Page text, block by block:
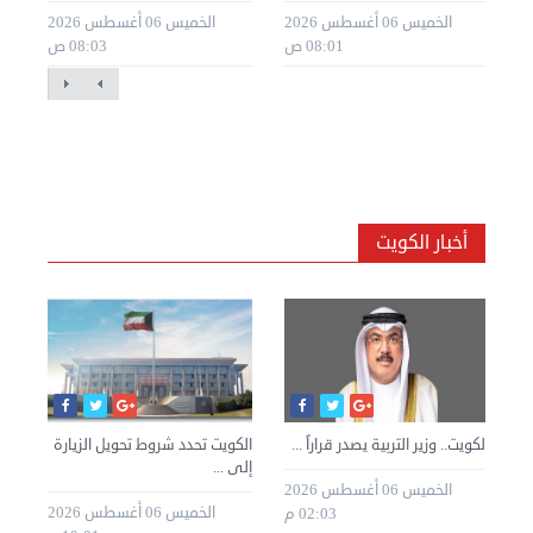
الخميس 06 أغسطس 2026
08:03 ص
الخميس 06 أغسطس 2026
08:01 ص
أخبار الكويت
الكويت تحدد شروط تحويل الزيارة
إلى ...
الخميس 06 أغسطس 2026
الكويت.. وزير التربية يصدر قراراً ...
الخميس 06 أغسطس 2026
02:03 م